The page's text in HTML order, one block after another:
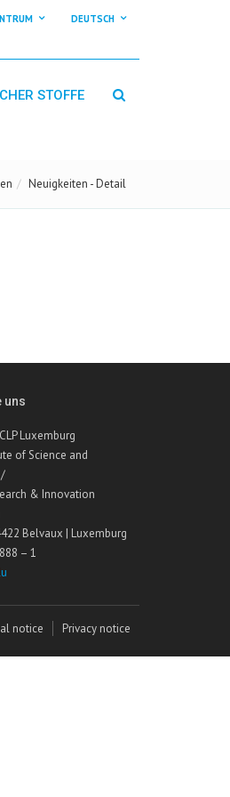
DEUTSCH
STOFFE
Neuigkeiten - Detail
uns
Luxemburg
of Science and
& Innovation
Belvaux | Luxemburg
– 1
notice Privacy notice